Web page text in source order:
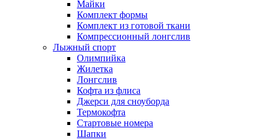
Майки
Комплект формы
Комплект из готовой ткани
Компрессионный лонгслив
Лыжный спорт
Олимпийка
Жилетка
Лонгслив
Кофта из флиса
Джерси для сноуборда
Термокофта
Стартовые номера
Шапки